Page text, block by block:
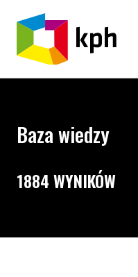
PRZEJDŹ DO TREŚCI
Baza wiedzy
1884 WYNIKÓW